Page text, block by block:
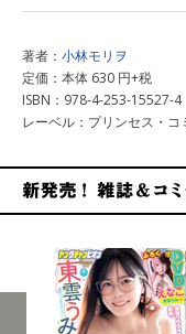
著者： 小林モリヲ
定価：本体 630 円+税
ISBN：978-4-253-15527-4
レーベル：プリンセス・コ